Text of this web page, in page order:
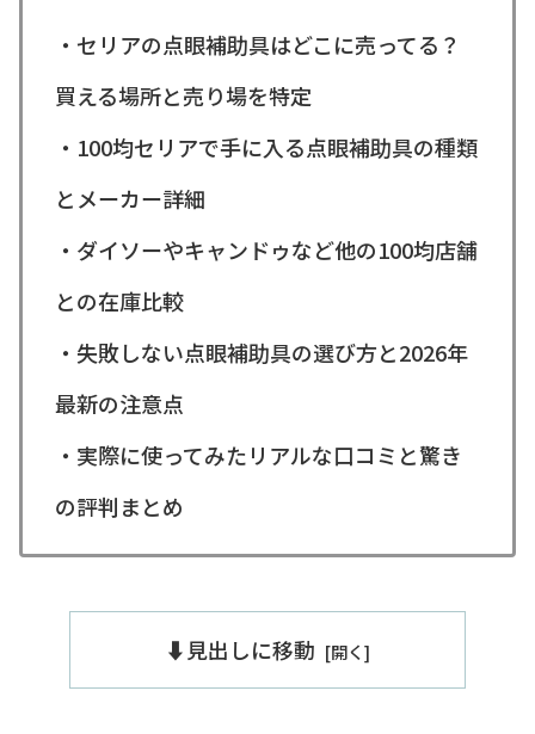
・セリアの点眼補助具はどこに売ってる？
買える場所と売り場を特定
・100均セリアで手に入る点眼補助具の種類
とメーカー詳細
・ダイソーやキャンドゥなど他の100均店舗
との在庫比較
・失敗しない点眼補助具の選び方と2026年
最新の注意点
・実際に使ってみたリアルな口コミと驚き
の評判まとめ
⬇️見出しに移動